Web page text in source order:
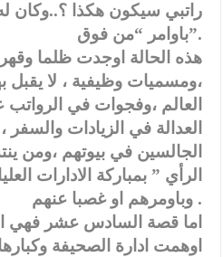
راتبي سيكون هكذا ؟..وكان
باوامر “من فوق”.
،ومسميات وظيفية ، لا يقبل
العالم ،وفجوات في الرواتب
العدالة في الزيادات
الجالسين في بيوتهم ،ومن
الرأي ” بمباركة الادارات
وباومرهم او غصبا عنهم .
اوهمت ادارة الصحيفة